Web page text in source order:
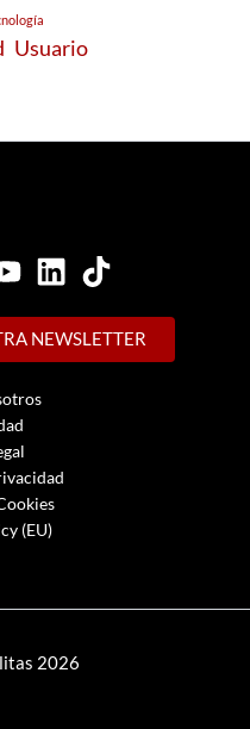
Usuario
NEWSLETTER
(EU)
2026